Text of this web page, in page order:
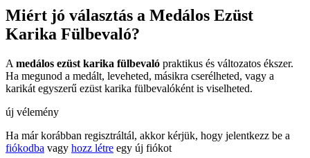
Miért jó választás a Medálos Ezüst
Karika Fülbevaló?
A medálos ezüst karika fülbevaló praktikus és változatos ékszer.
Ha megunod a medált, leveheted, másikra cserélheted, vagy a
karikát egyszerű ezüst karika fülbevalóként is viselheted.
új vélemény
Ha már korábban regisztráltál, akkor kérjük, hogy jelentkezz be a
fiókodba vagy hozz létre egy új fiókot